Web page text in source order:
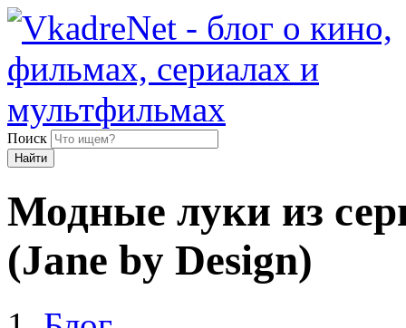
Поиск
Найти
Модные луки из
(Jane by Design)